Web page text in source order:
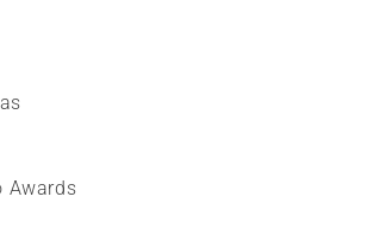
Awards